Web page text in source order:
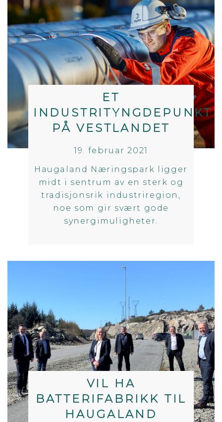
ET
INDUSTRITYNGDEPUNKT
PÅ VESTLANDET
19. februar 2021
Haugaland Næringspark ligger
midt i sentrum av en sterk og
tradisjonsrik industriregion,
noe som gir svært gode
synergimuligheter.
VIL HA
BATTERIFABRIKK TIL
HAUGALAND